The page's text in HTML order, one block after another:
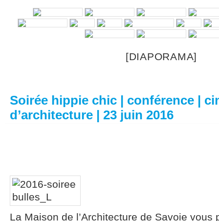
[DIAPORAMA]
Soirée hippie chic | conférence |
d’architecture | 23 juin 2016
La Maison de l’Architecture de Savoie vous